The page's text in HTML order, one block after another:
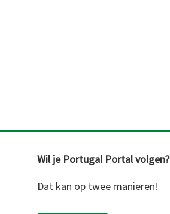
Wil je Portugal Portal volgen?
Dat kan op twee manieren!